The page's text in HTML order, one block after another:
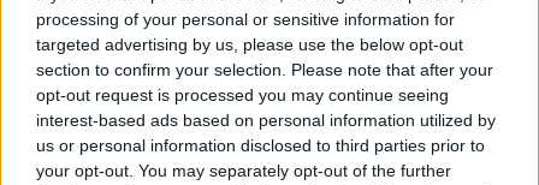
processing of your personal or sensitive information for
targeted advertising by us, please use the below opt-out
section to confirm your selection. Please note that after your
opt-out request is processed you may continue seeing
interest-based ads based on personal information utilized by
us or personal information disclosed to third parties prior to
your opt-out. You may separately opt-out of the further
Καλοκαίρι με ασφάλεια: Πρόληψη ηλιακών
εγκαυμάτων – Πρώτες βοήθειες για τσιμπούρια
και τσούχτρες
ΕΥ ΖΗΝ 04/08/2026 - 10:25